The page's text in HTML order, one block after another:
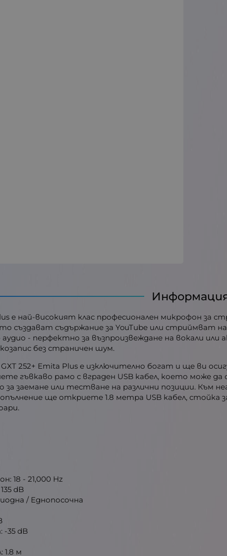
е най-високият клас професионален микрофон за
създават съдържание за YouTube или стриймват
- перфектно за възпроизвеждане на вокали
без страничен шум.
252+ Emita Plus е изключително богат и ще ви
гъвкаво рамо с вграден USB кабел, което може да
за заемане или тестване на различни позиции.
ще откриете 1.8 метра USB кабел,
18 - 21,000 Hz
dB
/ Еднопосочна
35 dB
1.8 м